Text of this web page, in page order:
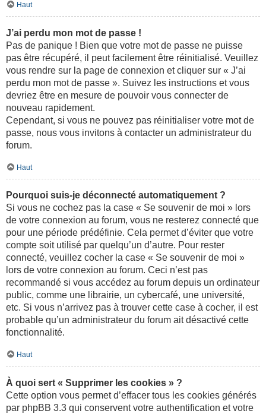
Haut
J’ai perdu mon mot de passe !
Pas de panique ! Bien que votre mot de passe ne puisse
pas être récupéré, il peut facilement être réinitialisé. Veuillez
vous rendre sur la page de connexion et cliquer sur « J’ai
perdu mon mot de passe ». Suivez les instructions et vous
devriez être en mesure de pouvoir vous connecter de
nouveau rapidement.
Cependant, si vous ne pouvez pas réinitialiser votre mot de
passe, nous vous invitons à contacter un administrateur du
forum.
Haut
Pourquoi suis-je déconnecté automatiquement ?
Si vous ne cochez pas la case « Se souvenir de moi » lors
de votre connexion au forum, vous ne resterez connecté que
pour une période prédéfinie. Cela permet d’éviter que votre
compte soit utilisé par quelqu’un d’autre. Pour rester
connecté, veuillez cocher la case « Se souvenir de moi »
lors de votre connexion au forum. Ceci n’est pas
recommandé si vous accédez au forum depuis un ordinateur
public, comme une librairie, un cybercafé, une université,
etc. Si vous n’arrivez pas à trouver cette case à cocher, il est
probable qu’un administrateur du forum ait désactivé cette
fonctionnalité.
Haut
À quoi sert « Supprimer les cookies » ?
Cette option vous permet d’effacer tous les cookies générés
par phpBB 3.3 qui conservent votre authentification et votre